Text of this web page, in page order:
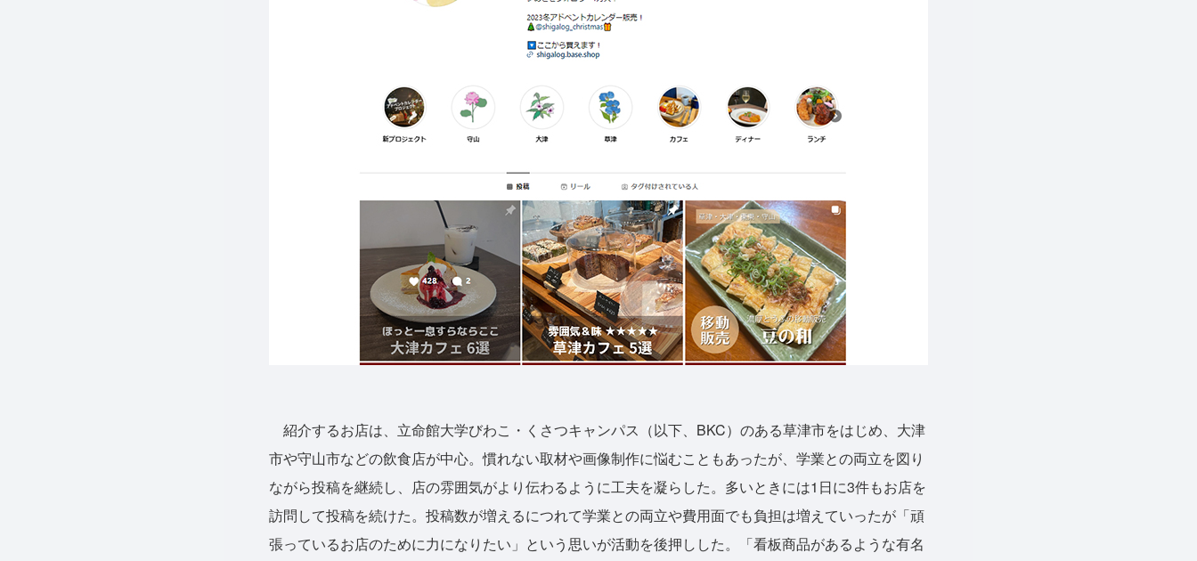
紹介するお店は、立命館大学びわこ・くさつキャンパス（以下、BKC）のある草津市をはじめ、大津
市や守山市などの飲食店が中心。慣れない取材や画像制作に悩むこともあったが、学業との両立を図り
ながら投稿を継続し、店の雰囲気がより伝わるように工夫を凝らした。多いときには1日に3件もお店を
訪問して投稿を続けた。投稿数が増えるにつれて学業との両立や費用面でも負担は増えていったが「頑
張っているお店のために力になりたい」という思いが活動を後押しした。「看板商品があるような有名